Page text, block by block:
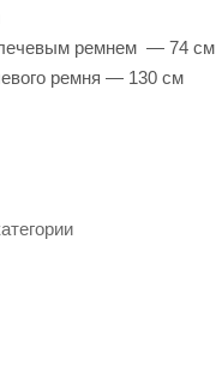
ремнем — 74 см
ремня — 130 см